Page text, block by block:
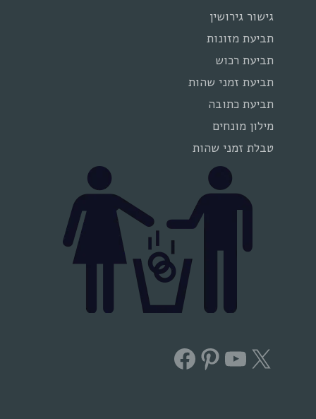
גישור גירושין
תביעת מזונות
תביעת רכוש
תביעת זמני שהות
תביעת כתובה
מילון מונחים
טבלת זמני שהות
X
YouTube
Pinterest
Facebook